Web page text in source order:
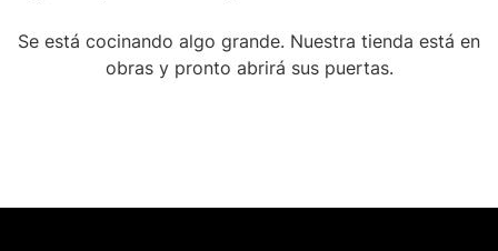
Se está cocinando algo grande. Nuestra tienda está en
obras y pronto abrirá sus puertas.